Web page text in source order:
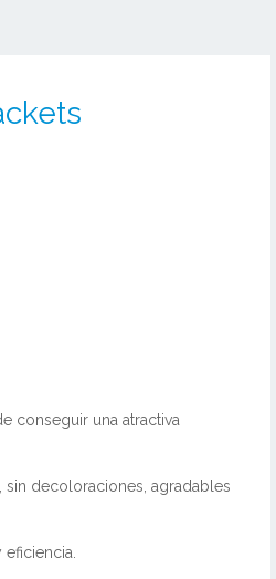
conseguir una atractiva
decoloraciones, agradables